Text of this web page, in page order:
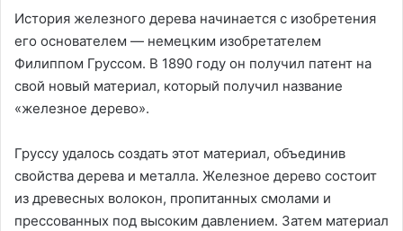
История железного дерева начинается с изобретения
его основателем — немецким изобретателем
Филиппом Груссом. В 1890 году он получил патент на
свой новый материал, который получил название
«железное дерево».
Груссу удалось создать этот материал, объединив
свойства дерева и металла. Железное дерево состоит
из древесных волокон, пропитанных смолами и
прессованных под высоким давлением. Затем материал